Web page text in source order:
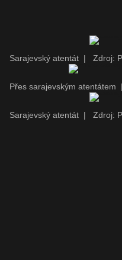
Sarajevský atentát | Zdroj:
Přes sarajevským atentátem |
Sarajevský atentát | Zdroj: